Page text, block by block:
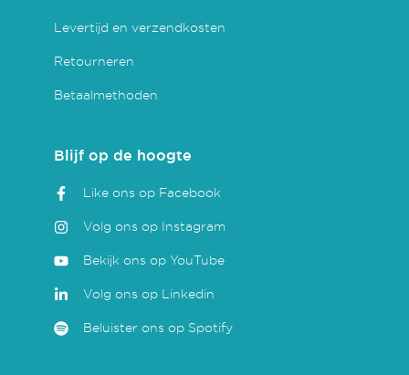
Levertijd en verzendkosten
Retourneren
Betaalmethoden
Blijf op de hoogte
Like ons op Facebook
Volg ons op Instagram
Bekijk ons op YouTube
Volg ons op Linkedin
Beluister ons op Spotify